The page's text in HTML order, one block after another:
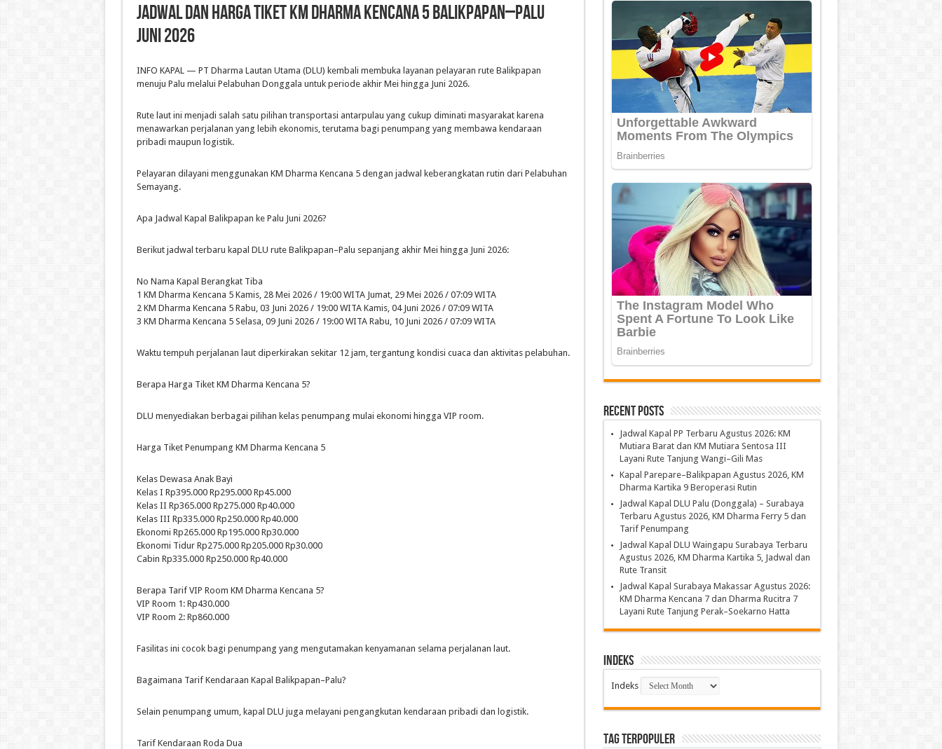
Jadwal dan Harga Tiket KM Dharma Kencana 5 Balikpapan–Palu
Juni 2026
INFO KAPAL — PT Dharma Lautan Utama (DLU) kembali membuka layanan pelayaran rute Balikpapan
menuju Palu melalui Pelabuhan Donggala untuk periode akhir Mei hingga Juni 2026.
Rute laut ini menjadi salah satu pilihan transportasi antarpulau yang cukup diminati masyarakat karena
menawarkan perjalanan yang lebih ekonomis, terutama bagi penumpang yang membawa kendaraan
pribadi maupun logistik.
Pelayaran dilayani menggunakan KM Dharma Kencana 5 dengan jadwal keberangkatan rutin dari Pelabuhan
Semayang.
Apa Jadwal Kapal Balikpapan ke Palu Juni 2026?
Berikut jadwal terbaru kapal DLU rute Balikpapan–Palu sepanjang akhir Mei hingga Juni 2026:
No Nama Kapal Berangkat Tiba
1 KM Dharma Kencana 5 Kamis, 28 Mei 2026 / 19:00 WITA Jumat, 29 Mei 2026 / 07:09 WITA
2 KM Dharma Kencana 5 Rabu, 03 Juni 2026 / 19:00 WITA Kamis, 04 Juni 2026 / 07:09 WITA
3 KM Dharma Kencana 5 Selasa, 09 Juni 2026 / 19:00 WITA Rabu, 10 Juni 2026 / 07:09 WITA
Waktu tempuh perjalanan laut diperkirakan sekitar 12 jam, tergantung kondisi cuaca dan aktivitas pelabuhan.
Berapa Harga Tiket KM Dharma Kencana 5?
DLU menyediakan berbagai pilihan kelas penumpang mulai ekonomi hingga VIP room.
Harga Tiket Penumpang KM Dharma Kencana 5
Kelas Dewasa Anak Bayi
Kelas I Rp395.000 Rp295.000 Rp45.000
Kelas II Rp365.000 Rp275.000 Rp40.000
Kelas III Rp335.000 Rp250.000 Rp40.000
Ekonomi Rp265.000 Rp195.000 Rp30.000
Ekonomi Tidur Rp275.000 Rp205.000 Rp30.000
Cabin Rp335.000 Rp250.000 Rp40.000
Berapa Tarif VIP Room KM Dharma Kencana 5?
VIP Room 1: Rp430.000
VIP Room 2: Rp860.000
Fasilitas ini cocok bagi penumpang yang mengutamakan kenyamanan selama perjalanan laut.
Bagaimana Tarif Kendaraan Kapal Balikpapan–Palu?
Selain penumpang umum, kapal DLU juga melayani pengangkutan kendaraan pribadi dan logistik.
Tarif Kendaraan Roda Dua
Recent Posts
Jadwal Kapal PP Terbaru Agustus 2026: KM
Mutiara Barat dan KM Mutiara Sentosa III
Layani Rute Tanjung Wangi–Gili Mas
Kapal Parepare–Balikpapan Agustus 2026, KM
Dharma Kartika 9 Beroperasi Rutin
Jadwal Kapal DLU Palu (Donggala) – Surabaya
Terbaru Agustus 2026, KM Dharma Ferry 5 dan
Tarif Penumpang
Jadwal Kapal DLU Waingapu Surabaya Terbaru
Agustus 2026, KM Dharma Kartika 5, Jadwal dan
Rute Transit
Jadwal Kapal Surabaya Makassar Agustus 2026:
KM Dharma Kencana 7 dan Dharma Rucitra 7
Layani Rute Tanjung Perak–Soekarno Hatta
Indeks
Indeks
TAG TERPOPULER